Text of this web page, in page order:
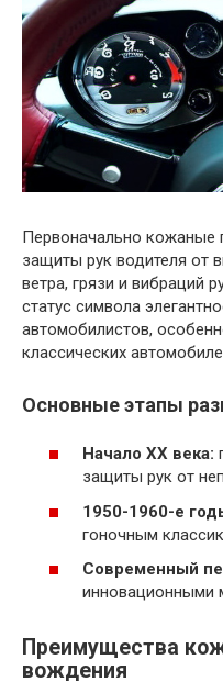
Первоначально кожаные
защиты рук водителя от
ветра, грязи и вибраций
статус символа
автомобилистов,
классических
Основные этапы
Начало XX века:
защиты рук от
1950-1960-е
гоночным
Современный
инновационными
Преимущества
вождения